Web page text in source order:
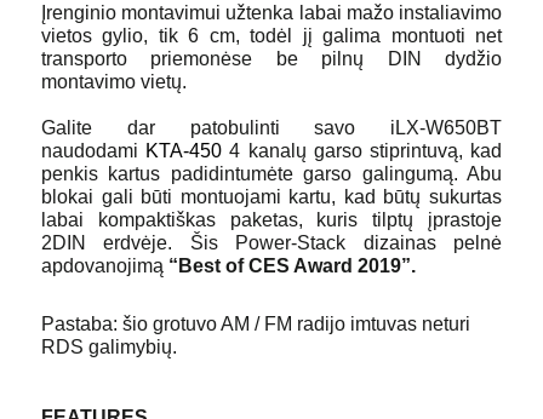
Įrenginio montavimui užtenka labai mažo instaliavimo
vietos gylio, tik 6 cm, todėl jį galima montuoti net
transporto priemonėse be pilnų DIN dydžio
montavimo vietų.
Galite dar patobulinti savo iLX-W650BT
naudodami KTA-450 4 kanalų garso stiprintuvą, kad
penkis kartus padidintumėte garso galingumą. Abu
blokai gali būti montuojami kartu, kad būtų sukurtas
labai kompaktiškas paketas, kuris tilptų įprastoje
2DIN erdvėje. Šis Power-Stack dizainas pelnė
apdovanojimą “Best of CES Award 2019”.
Pastaba: šio grotuvo AM / FM radijo imtuvas neturi
RDS galimybių.